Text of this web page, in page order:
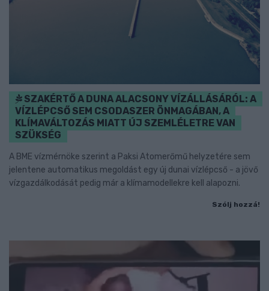
SZAKÉRTŐ A DUNA ALACSONY VÍZÁLLÁSÁRÓL: A
VÍZLÉPCSŐ SEM CSODASZER ÖNMAGÁBAN, A
KLÍMAVÁLTOZÁS MIATT ÚJ SZEMLÉLETRE VAN
SZÜKSÉG
A BME vízmérnöke szerint a Paksi Atomerőmű helyzetére sem
jelentene automatikus megoldást egy új dunai vízlépcső - a jövő
vízgazdálkodását pedig már a klímamodellekre kell alapozni.
Szólj hozzá!